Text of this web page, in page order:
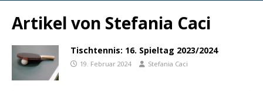
Artikel von Stefania Caci
Tischtennis: 16. Spieltag 2023/2024
19. Februar 2024 Stefania Caci